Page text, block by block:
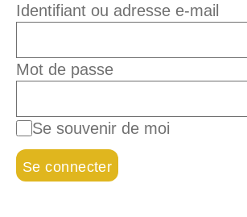
Identifiant ou adresse e-mail
Mot de passe
Se souvenir de moi